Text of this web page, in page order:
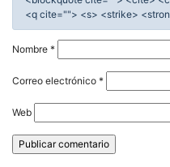
<q cite=""> <s> <strike>
Nombre *
Correo electrónico *
Web